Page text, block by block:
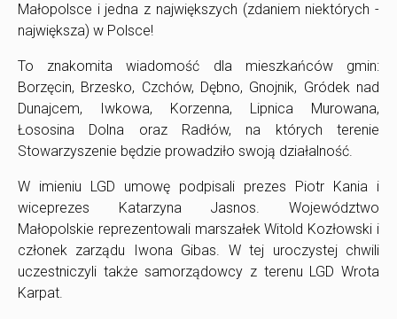
Małopolsce i jedna z największych (zdaniem niektórych -
największa) w Polsce!
To znakomita wiadomość dla mieszkańców gmin:
Borzęcin, Brzesko, Czchów, Dębno, Gnojnik, Gródek nad
Dunajcem, Iwkowa, Korzenna, Lipnica Murowana,
Łososina Dolna oraz Radłów, na których terenie
Stowarzyszenie będzie prowadziło swoją działalność.
W imieniu LGD umowę podpisali prezes Piotr Kania i
wiceprezes Katarzyna Jasnos. Województwo
Małopolskie reprezentowali marszałek Witold Kozłowski i
członek zarządu Iwona Gibas. W tej uroczystej chwili
uczestniczyli także samorządowcy z terenu LGD Wrota
Karpat.